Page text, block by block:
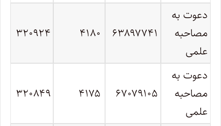
دعوت به
مصاحبه
علمی
۶۳۸۹۷۷۴۱ ۴۱۸۰ ۳۲۰۹۲۴
دعوت به
مصاحبه
علمی
۶۷۰۷۹۱۰۵ ۴۱۷۵ ۳۲۰۸۴۹